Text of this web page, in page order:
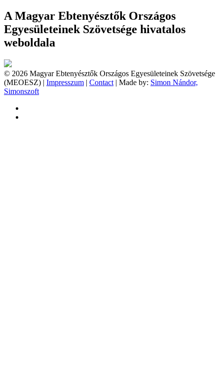
A Magyar Ebtenyésztők Országos
Egyesületeinek Szövetsége hivatalos
weboldala
© 2026 Magyar Ebtenyésztők Országos Egyesületeinek Szövetsége
(MEOESZ) | Impresszum | Contact | Made by: Simon Nándor,
Simonszoft